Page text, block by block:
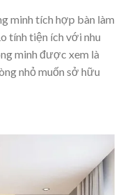
minh tích hợp bàn làm
tính tiện ích với nhu
minh được xem là
nhỏ muốn sở hữu